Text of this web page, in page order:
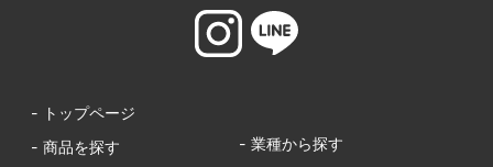
- トップページ
- 商品を探す
- 業種から探す